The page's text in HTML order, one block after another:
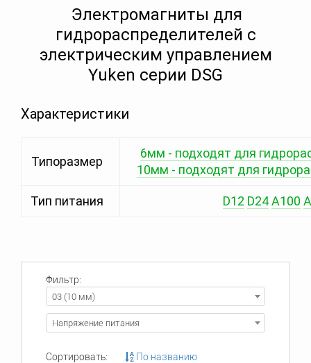
Электромагниты для
гидрораспределителей с
электрическим управлением
Yuken серии DSG
Характеристики
Типоразмер
6мм - подходят для
10мм - подходят для
Тип питания D12 D24A100
Фильтр:
03 (10 мм)
Напряжение питания
Сортировать:
По названию